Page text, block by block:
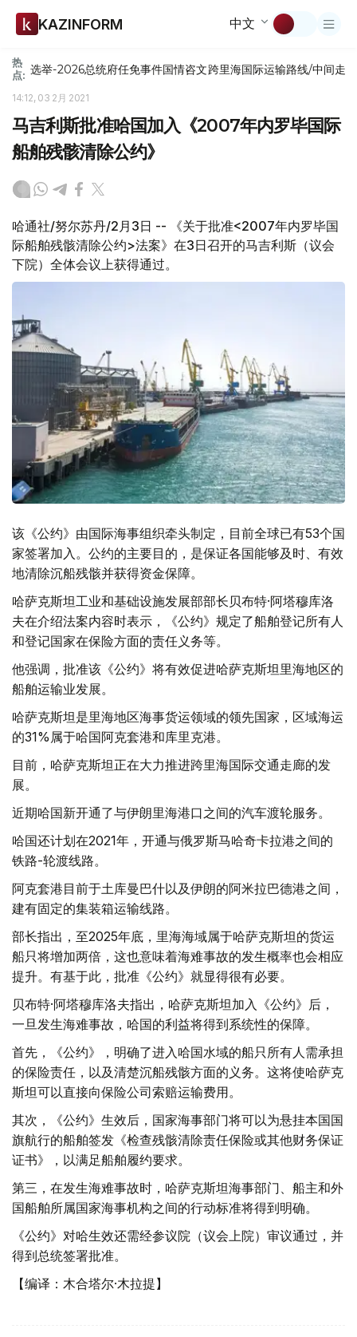
KAZINFORM 中文
热
点: 选举-2026总统府任免事件国情咨文跨里海国际运输路线/中间走廊
14:12, 03 2月 2021
马吉利斯批准哈国加入《2007年内罗毕国际
船舶残骸清除公约》
哈通社/努尔苏丹/2月3日 -- 《关于批准<2007年内罗毕国
际船舶残骸清除公约>法案》在3日召开的马吉利斯（议会
下院）全体会议上获得通过。
该《公约》由国际海事组织牵头制定，目前全球已有53个国
家签署加入。公约的主要目的，是保证各国能够及时、有效
地清除沉船残骸并获得资金保障。
哈萨克斯坦工业和基础设施发展部部长贝布特·阿塔穆库洛
夫在介绍法案内容时表示，《公约》规定了船舶登记所有人
和登记国家在保险方面的责任义务等。
他强调，批准该《公约》将有效促进哈萨克斯坦里海地区的
船舶运输业发展。
哈萨克斯坦是里海地区海事货运领域的领先国家，区域海运
的31%属于哈国阿克套港和库里克港。
目前，哈萨克斯坦正在大力推进跨里海国际交通走廊的发
展。
近期哈国新开通了与伊朗里海港口之间的汽车渡轮服务。
哈国还计划在2021年，开通与俄罗斯马哈奇卡拉港之间的
铁路-轮渡线路。
阿克套港目前于土库曼巴什以及伊朗的阿米拉巴德港之间，
建有固定的集装箱运输线路。
部长指出，至2025年底，里海海域属于哈萨克斯坦的货运
船只将增加两倍，这也意味着海难事故的发生概率也会相应
提升。有基于此，批准《公约》就显得很有必要。
贝布特·阿塔穆库洛夫指出，哈萨克斯坦加入《公约》后，
一旦发生海难事故，哈国的利益将得到系统性的保障。
首先，《公约》，明确了进入哈国水域的船只所有人需承担
的保险责任，以及清楚沉船残骸方面的义务。这将使哈萨克
斯坦可以直接向保险公司索赔运输费用。
其次，《公约》生效后，国家海事部门将可以为悬挂本国国
旗航行的船舶签发《检查残骸清除责任保险或其他财务保证
证书》，以满足船舶履约要求。
第三，在发生海难事故时，哈萨克斯坦海事部门、船主和外
国船舶所属国家海事机构之间的行动标准将得到明确。
《公约》对哈生效还需经参议院（议会上院）审议通过，并
得到总统签署批准。
【编译：木合塔尔·木拉提】